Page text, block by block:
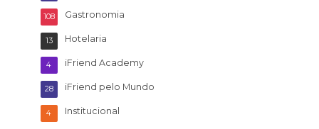
Gastronomia
108
Hotelaria
13
iFriend Academy
4
iFriend pelo Mundo
28
Institucional
4